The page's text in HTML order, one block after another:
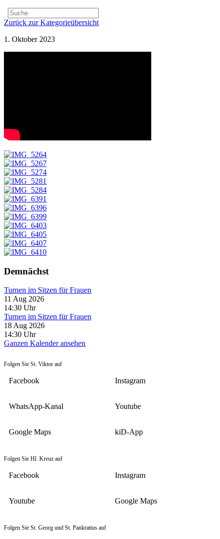
Zurück zur Kategorieübersicht
1. Oktober 2023
Demnächst
Turnen im Sitzen für Frauen
11 Aug 2026
14:30 Uhr
Turnen im Sitzen für Frauen
18 Aug 2026
14:30 Uhr
Ganzen Kalender ansehen
Folgen Sie St. Viktor auf
Facebook Instagram
WhatsApp-Kanal Youtube
Google Maps kiD-App
Folgen Sie Hl. Kreuz auf
Facebook Instagram
Youtube Google Maps
Folgen Sie St. Georg und St. Pankratius auf